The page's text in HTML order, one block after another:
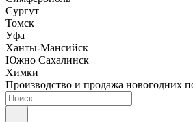
Сургут
Томск
Уфа
Ханты-Мансийск
Южно Сахалинск
Химки
Производство и продажа новогодних